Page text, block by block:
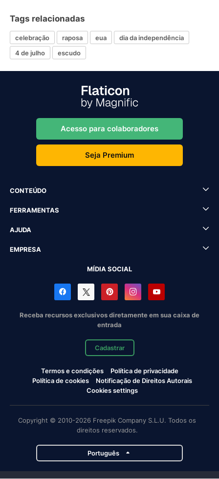
Tags relacionadas
celebração raposa eua
dia da independência
4 de julho
escudo
Acesso para colaboradores
Seja Premium
CONTEÚDO
FERRAMENTAS
AJUDA
EMPRESA
MÍDIA SOCIAL
Receba recursos exclusivos diretamente em sua caixa de
entrada
Cadastrar
Termos e condições
Política de privacidade
Política de cookies
Notificação de Direitos Autorais
Cookies settings
Copyright © 2010-2026 Freepik Company S.L.U. Todos os
direitos reservados.
Português